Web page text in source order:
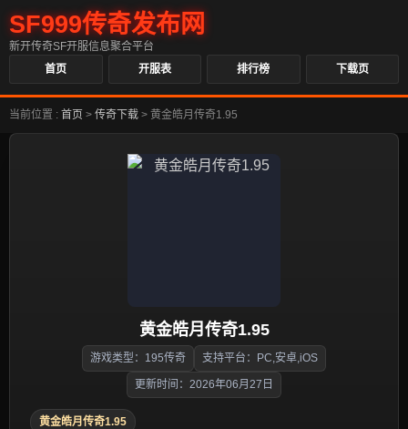
SF999传奇发布网
新开传奇SF开服信息聚合平台
首页
开服表 排行榜 下载页
当前位置 : 首页 > 传奇下载 > 黄金皓月传奇1.95
黄金皓月传奇1.95
游戏类型：195传奇 支持平台：PC,安卓,iOS
更新时间：2026年06月27日
黄金皓月传奇1.95